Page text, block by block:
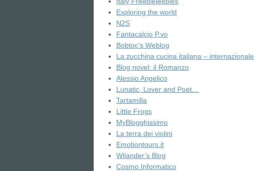
Exploring the world
N2S
Fantacalcio P.vo
Bobtoc’s Weblog
La zucchina cucina italiana – internazionale
Blog novel: il Romanzo
Alessio Angelico
Lunatic, Lover and Poet…
Tartamilla
Little Frogs
MyBlogghissimo
La terra dei violini
Emotiontours.it
Wilander’s Blog
Cosmo Informatico